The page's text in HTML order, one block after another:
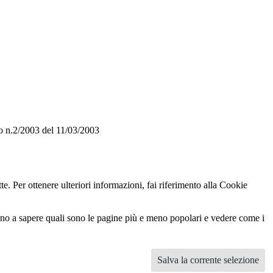
2003 del 11/03/2003
Per ottenere ulteriori informazioni, fai riferimento alla Cookie
a sapere quali sono le pagine più e meno popolari e vedere come i
Salva la corrente selezione